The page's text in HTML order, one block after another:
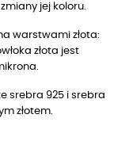
jej koloru.
warstwami złota:
złota jest
srebra 925 i srebra
złotem.